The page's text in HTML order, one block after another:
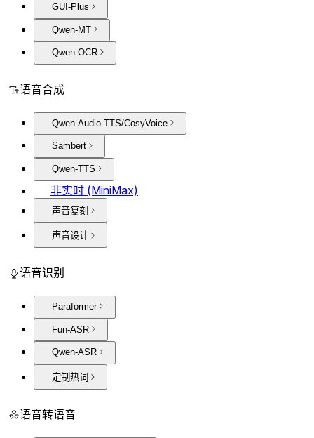
GUI-Plus
Qwen-MT
Qwen-OCR
语音合成
Qwen-Audio-TTS/CosyVoice
Sambert
Qwen-TTS
非实时 (MiniMax)
声音复刻
声音设计
语音识别
Paraformer
Fun-ASR
Qwen-ASR
定制热词
语音转语音